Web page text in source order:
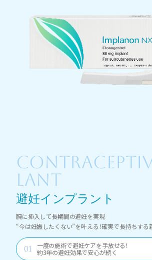
避妊インプラント
LANT
腕に挿入して長期間の避妊を実現
“今は妊娠したくない”を叶える！確実で長持ちする
一度の施術で避妊ケアを手放せる！
約3年の避妊効果で安心が続く